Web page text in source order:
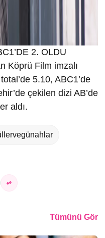
2. OLDU
Köprü Film imzalı
5.10, ABC1’de
çekilen dizi AB’de
aldı.
Tümünü Gör